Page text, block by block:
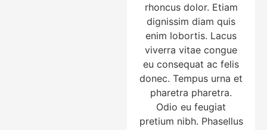
rhoncus dolor. Etiam
dignissim diam quis
enim lobortis. Lacus
viverra vitae congue
eu consequat ac felis
donec. Tempus urna et
pharetra pharetra.
Odio eu feugiat
pretium nibh. Phasellus